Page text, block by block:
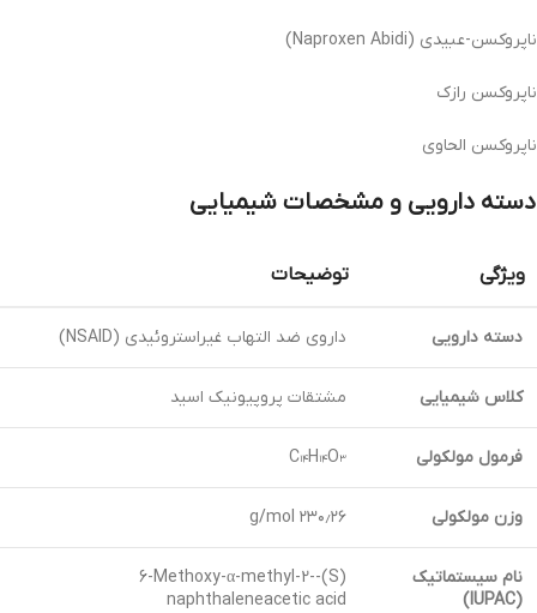
ناپروکسن-عبیدی (Naproxen Abidi)
ناپروکسن رازک
ناپروکسن الحاوی
دسته دارویی و مشخصات شیمیایی
ویژگی توضیحات
دسته دارویی داروی ضد التهاب غیراستروئیدی (NSAID)
کلاس شیمیایی مشتقات پروپیونیک اسید
فرمول مولکولی C₁₄H₁₄O₃
وزن مولکولی ۲۳۰٫۲۶ g/mol
نام سیستماتیک
(IUPAC)
(S)-6-Methoxy-α-methyl-2-
naphthaleneacetic acid